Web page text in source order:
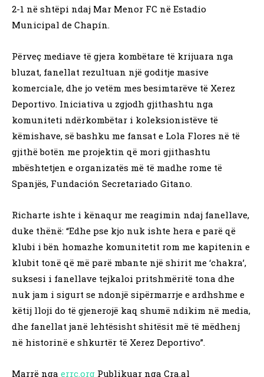
2-1 në shtëpi ndaj Mar Menor FC në Estadio
Municipal de Chapín.
Përveç mediave të gjera kombëtare të krijuara nga
bluzat, fanellat rezultuan një goditje masive
komerciale, dhe jo vetëm mes besimtarëve të Xerez
Deportivo. Iniciativa u zgjodh gjithashtu nga
komuniteti ndërkombëtar i koleksionistëve të
këmishave, së bashku me fansat e Lola Flores në të
gjithë botën me projektin që mori gjithashtu
mbështetjen e organizatës më të madhe rome të
Spanjës, Fundación Secretariado Gitano.
Richarte ishte i kënaqur me reagimin ndaj fanellave,
duke thënë: “Edhe pse kjo nuk ishte hera e parë që
klubi i bën homazhe komunitetit rom me kapitenin e
klubit tonë që më parë mbante një shirit me ‘chakra’,
suksesi i fanellave tejkaloi pritshmëritë tona dhe
nuk jam i sigurt se ndonjë sipërmarrje e ardhshme e
këtij lloji do të gjenerojë kaq shumë ndikim në media,
dhe fanellat janë lehtësisht shitësit më të mëdhenj
në historinë e shkurtër të Xerez Deportivo”.
Marrë nga errc.org Publikuar nga Cra.al